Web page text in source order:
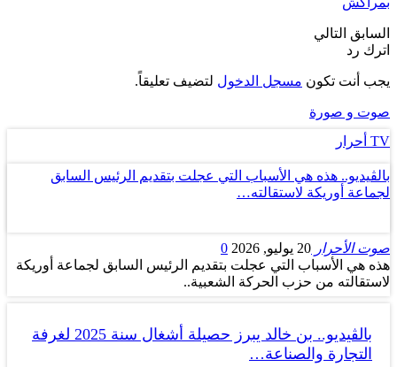
السابق التالي
اترك رد
يجب أنت تكون مسجل الدخول لتضيف تعليقاً.
صوت و صورة
TV أحرار
بالڤيديو.. هذه هي الأسباب التي عجلت بتقديم الرئيس السابق
لجماعة أوريكة لاستقالته…
صوت الأحرار 20 يوليو, 2026
0
هذه هي الأسباب التي عجلت بتقديم الرئيس السابق لجماعة أوريكة
لاستقالته من حزب الحركة الشعبية..
بالڤيديو.. بن خالد يبرز حصيلة أشغال سنة 2025 لغرفة
التجارة والصناعة…